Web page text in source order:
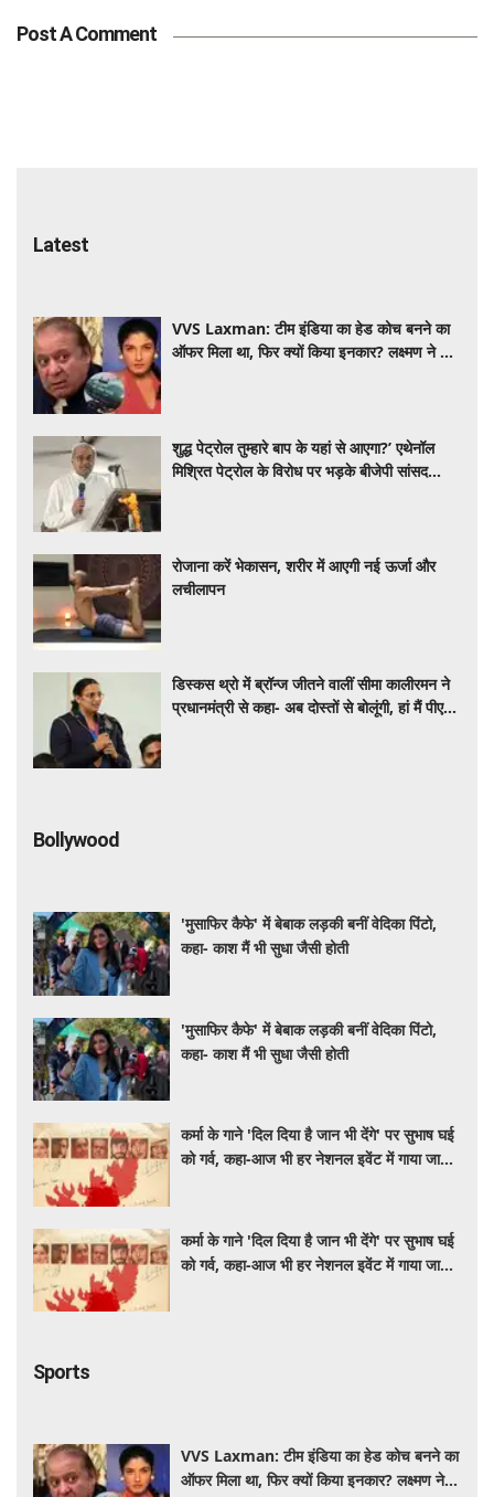
Post A Comment
Latest
VVS Laxman: टीम इंडिया का हेड कोच बनने का
ऑफर मिला था, फिर क्यों किया इनकार? लक्ष्मण ने खुद
शुद्ध पेट्रोल तुम्हारे बाप के यहां से आएगा?’ एथेनॉल
मिश्रित पेट्रोल के विरोध पर भड़के बीजेपी सांसद
रोजाना करें भेकासन, शरीर में आएगी नई ऊर्जा और
लचीलापन
डिस्कस थ्रो में ब्रॉन्ज जीतने वालीं सीमा कालीरमन ने
प्रधानमंत्री से कहा- अब दोस्तों से बोलूंगी, हां मैं पीएम
Bollywood
'मुसाफिर कैफे' में बेबाक लड़की बनीं वेदिका पिंटो,
कहा- काश मैं भी सुधा जैसी होती
'मुसाफिर कैफे' में बेबाक लड़की बनीं वेदिका पिंटो,
कहा- काश मैं भी सुधा जैसी होती
कर्मा के गाने 'दिल दिया है जान भी देंगे' पर सुभाष घई
को गर्व, कहा-आज भी हर नेशनल इवेंट में गाया जाता
कर्मा के गाने 'दिल दिया है जान भी देंगे' पर सुभाष घई
को गर्व, कहा-आज भी हर नेशनल इवेंट में गाया जाता
Sports
VVS Laxman: टीम इंडिया का हेड कोच बनने का
ऑफर मिला था, फिर क्यों किया इनकार? लक्ष्मण ने